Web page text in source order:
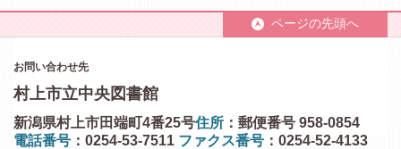
ページの先頭へ
お問い合わせ先
村上市立中央図書館
住所 ：郵便番号 958-0854
新潟県村上市田端町4番25号
電話番号 ：0254-53-7511 ファクス番号 ：0254-52-4133